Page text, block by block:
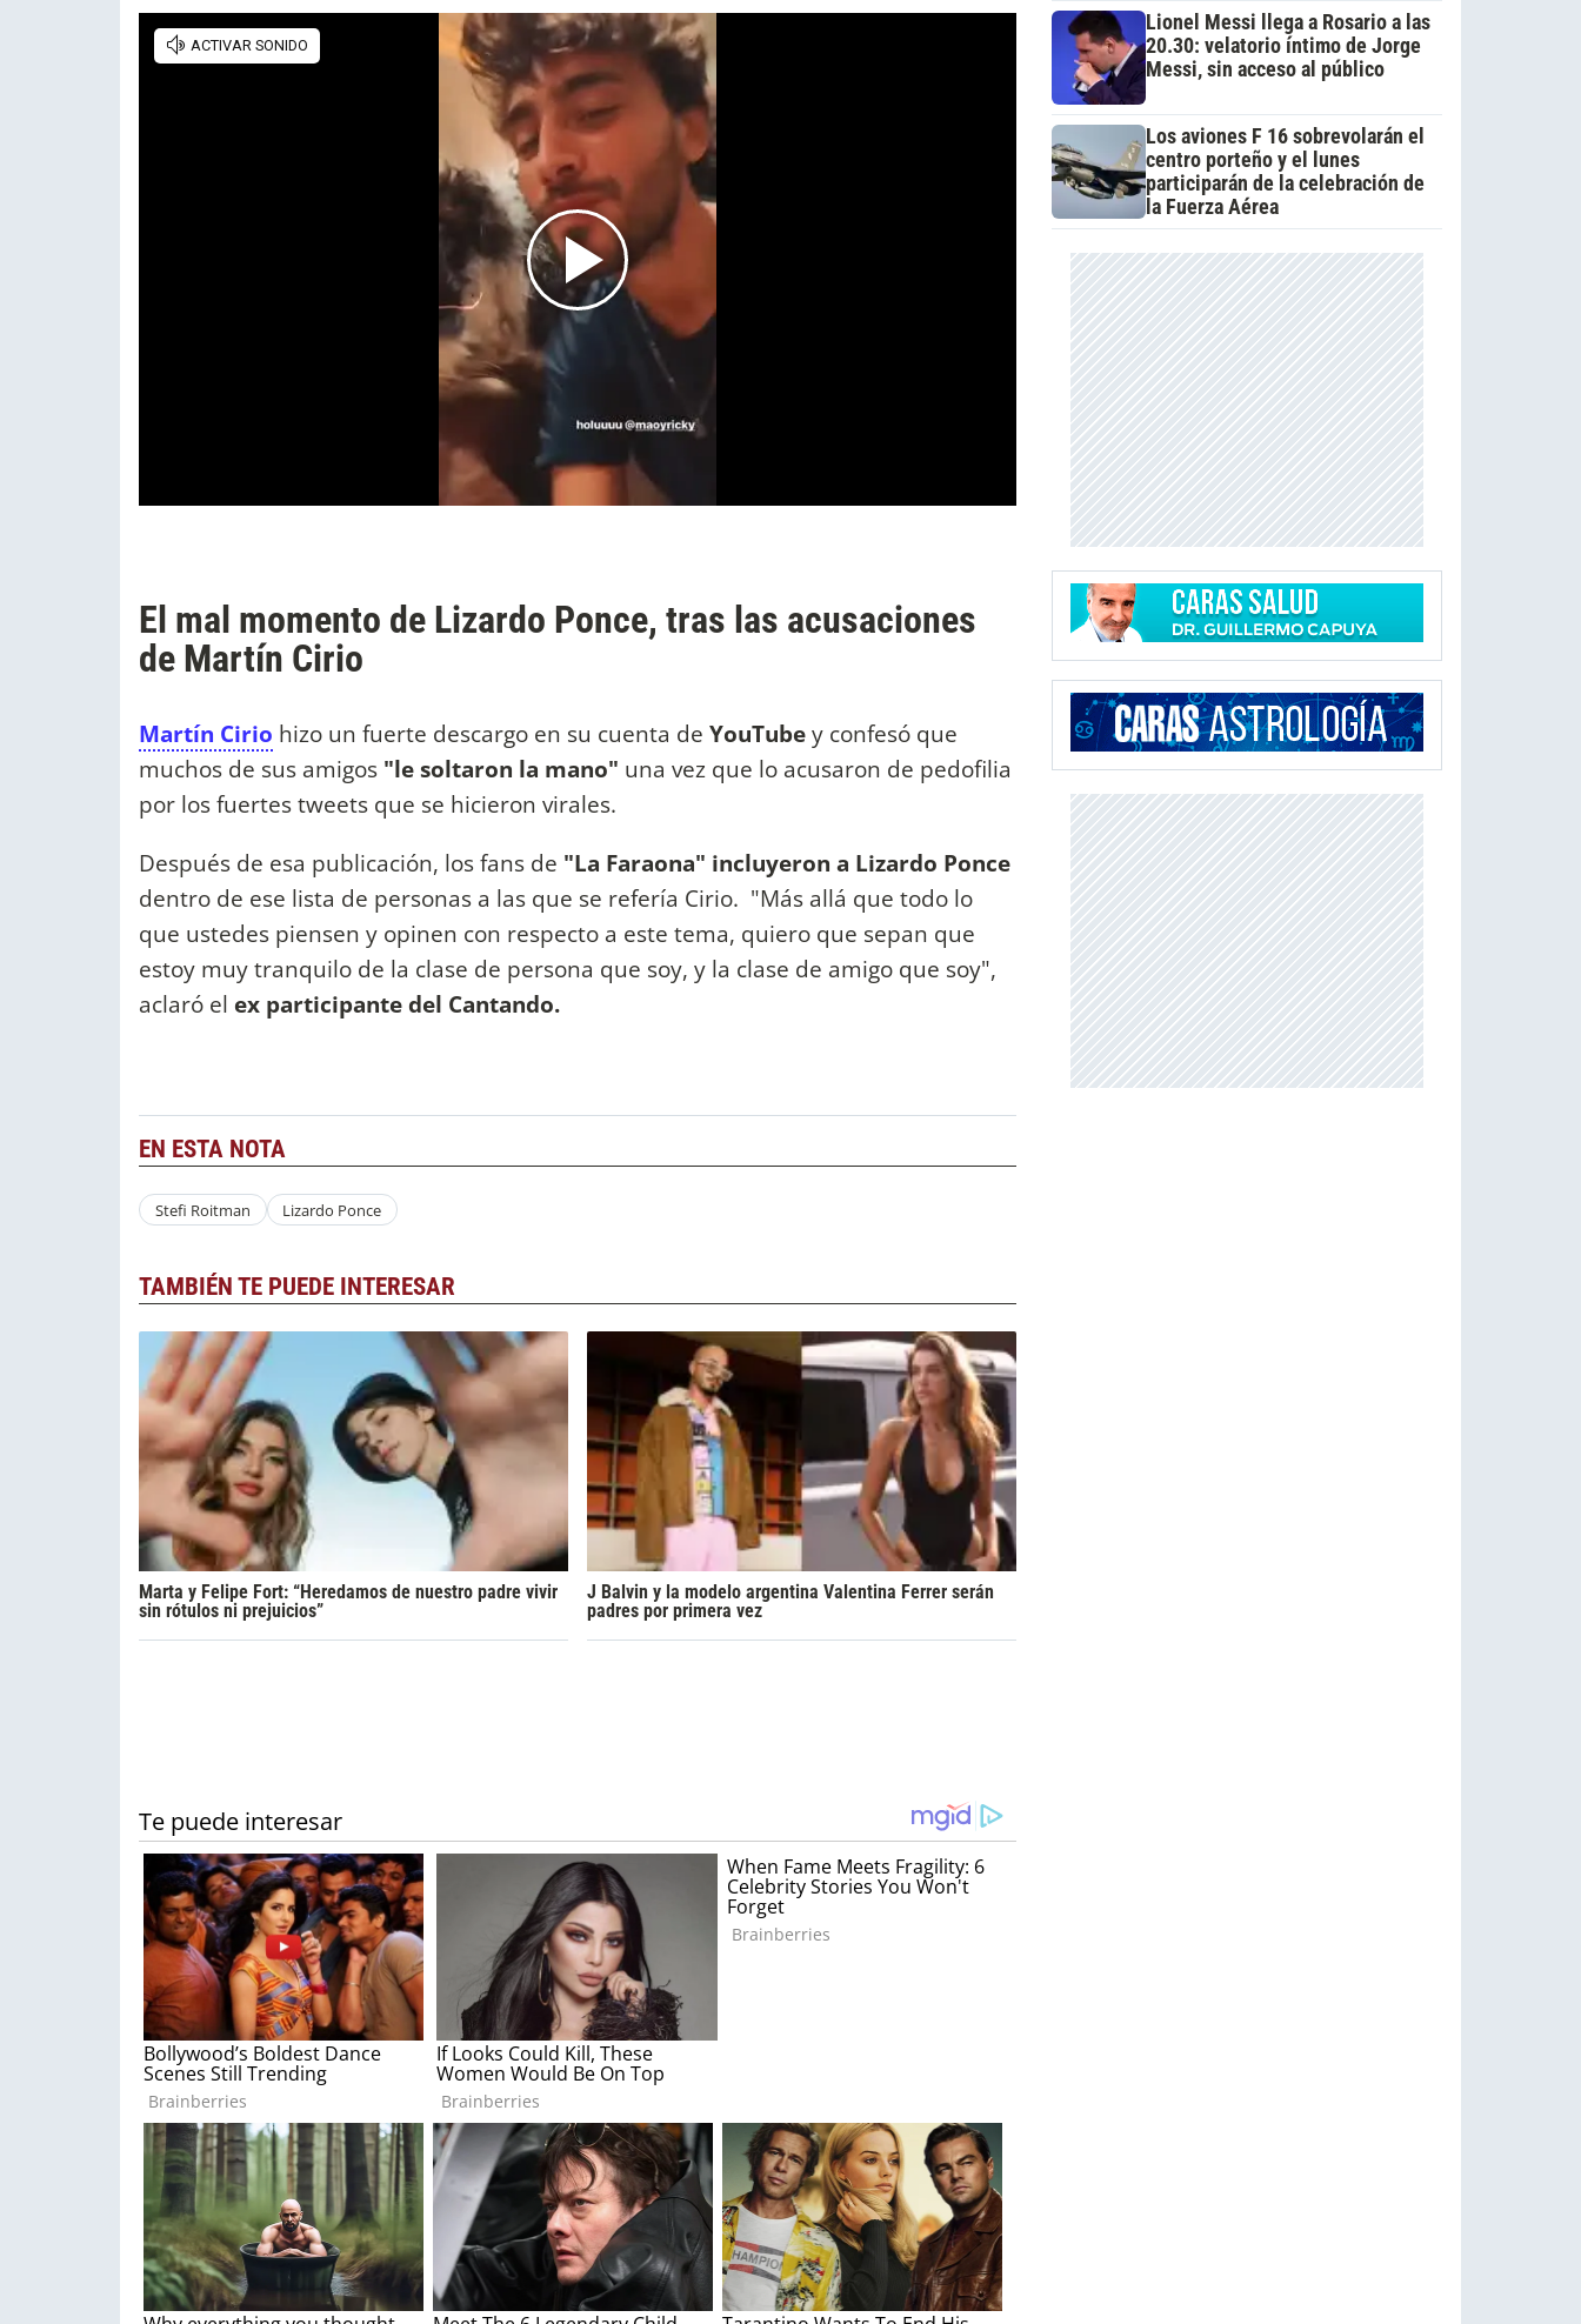
El mal momento de Lizardo Ponce, tras las acusaciones
de Martín Cirio
Martín Cirio hizo un fuerte descargo en su cuenta de YouTubey confesó que
muchos de sus amigos "le soltaron la mano" una vez que lo acusaron de pedofilia
por los fuertes tweets que se hicieron virales.
Después de esa publicación, los fans de "La Faraona" incluyeron a Lizardo Ponce
dentro de ese lista de personas a las que se refería Cirio. "Más allá que todo lo
que ustedes piensen y opinen con respecto a este tema, quiero que sepan que
estoy muy tranquilo de la clase de persona que soy, y la clase de amigo que soy",
aclaró el ex participante del Cantando.
EN ESTA NOTA
Stefi Roitman Lizardo Ponce
TAMBIÉN TE PUEDE INTERESAR
Marta y Felipe Fort: “Heredamos de nuestro padre vivir
sin rótulos ni prejuicios”
J Balvin y la modelo argentina Valentina Ferrer serán
padres por primera vez
Lionel Messi llega a Rosario a las
20.30: velatorio íntimo de Jorge
Messi, sin acceso al público
Los aviones F 16 sobrevolarán el
centro porteño y el lunes
participarán de la celebración de
la Fuerza Aérea